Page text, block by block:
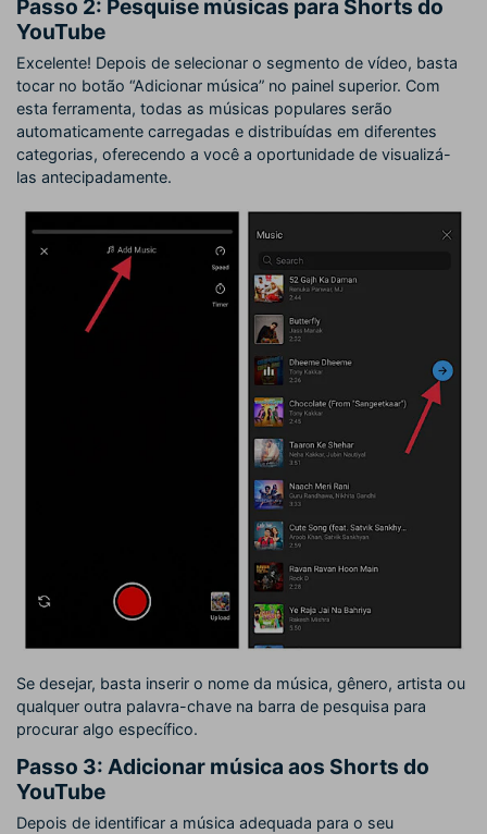
Passo 2: Pesquise músicas para Shorts do
YouTube
Excelente! Depois de selecionar o segmento de vídeo, basta
tocar no botão “Adicionar música” no painel superior. Com
esta ferramenta, todas as músicas populares serão
automaticamente carregadas e distribuídas em diferentes
categorias, oferecendo a você a oportunidade de visualizá-
las antecipadamente.
Se desejar, basta inserir o nome da música, gênero, artista ou
qualquer outra palavra-chave na barra de pesquisa para
procurar algo específico.
Passo 3: Adicionar música aos Shorts do
YouTube
Depois de identificar a música adequada para o seu